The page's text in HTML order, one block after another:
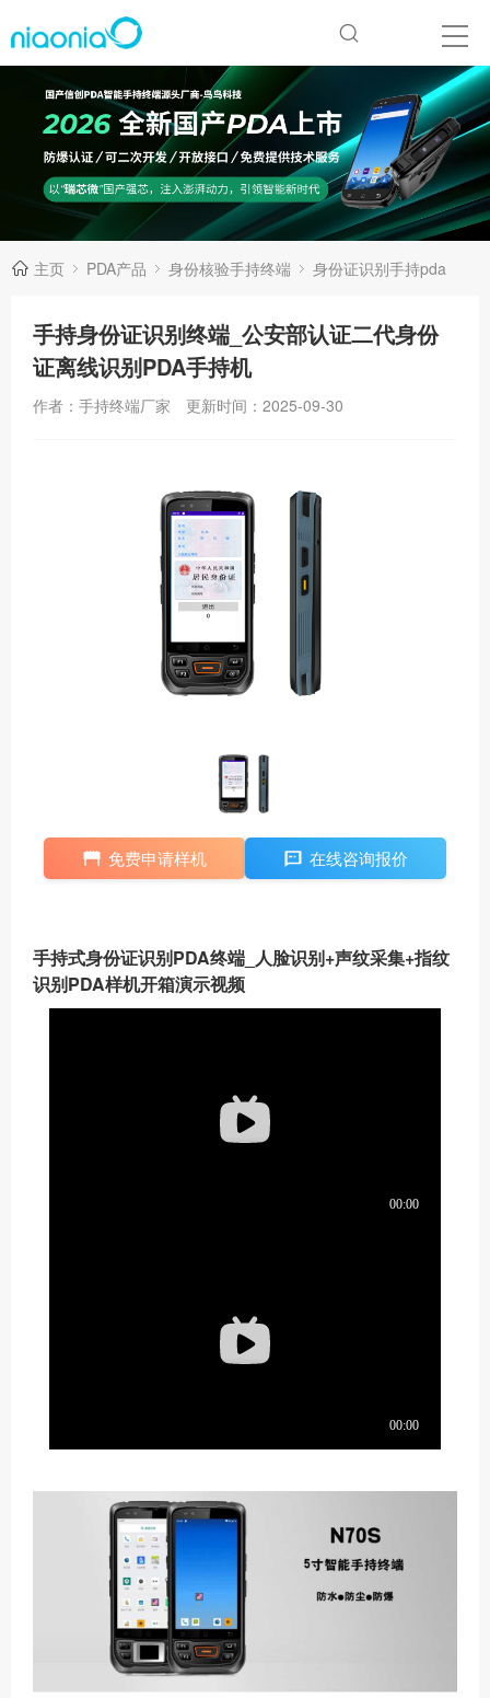
主页 PDA产品 身份核验手持终端 身份证识别手持pda
手持身份证识别终端_公安部认证二代身份
证离线识别PDA手持机
作者：手持终端厂家 更新时间：2025-09-30
免费申请样机 在线咨询报价
手持式身份证识别PDA终端_人脸识别+声纹采集+指纹
识别PDA样机开箱演示视频